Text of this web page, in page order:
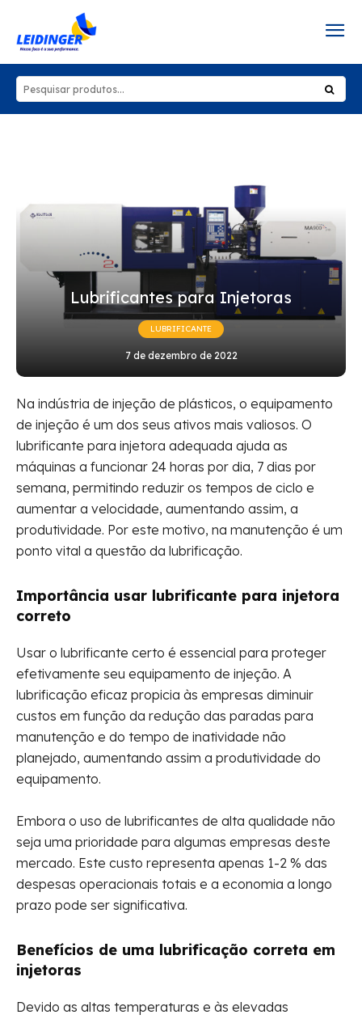
Lubrificantes para Injetoras
LUBRIFICANTE
7 de dezembro de 2022
Na indústria de injeção de plásticos, o equipamento
de injeção é um dos seus ativos mais valiosos. O
lubrificante para injetora adequada ajuda as
máquinas a funcionar 24 horas por dia, 7 dias por
semana, permitindo reduzir os tempos de ciclo e
aumentar a velocidade, aumentando assim, a
produtividade. Por este motivo, na manutenção é um
ponto vital a questão da lubrificação.
Importância usar lubrificante para injetora
correto
Usar o lubrificante certo é essencial para proteger
efetivamente seu equipamento de injeção. A
lubrificação eficaz propicia às empresas diminuir
custos em função da redução das paradas para
manutenção e do tempo de inatividade não
planejado, aumentando assim a produtividade do
equipamento.
Embora o uso de lubrificantes de alta qualidade não
seja uma prioridade para algumas empresas deste
mercado. Este custo representa apenas 1-2 % das
despesas operacionais totais e a economia a longo
prazo pode ser significativa.
Benefícios de uma lubrificação correta em
injetoras
Devido as altas temperaturas e às elevadas